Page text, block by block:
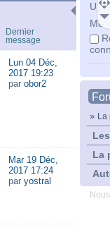
Mot
» La
La
Dernier
message
Lun 04 Déc,
2017 19:23
par obor2
Mar 19 Déc,
2017 17:24
par yostral